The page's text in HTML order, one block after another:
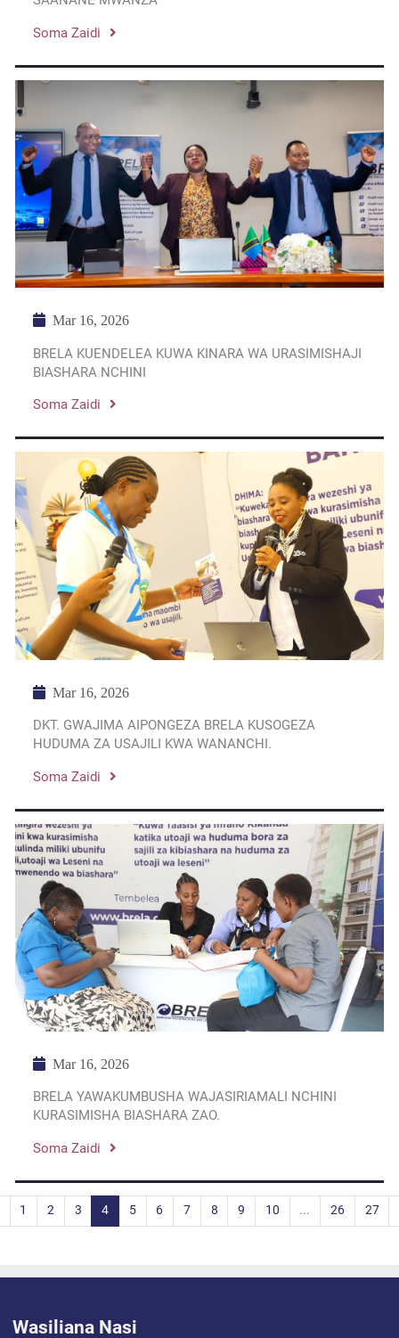
Soma Zaidi
Mar 16, 2026
BRELA KUENDELEA KUWA KINARA WA URASIMISHAJI
BIASHARA NCHINI
Soma Zaidi
Mar 16, 2026
DKT. GWAJIMA AIPONGEZA BRELA KUSOGEZA
HUDUMA ZA USAJILI KWA WANANCHI.
Soma Zaidi
Mar 16, 2026
BRELA YAWAKUMBUSHA WAJASIRIAMALI NCHINI
KURASIMISHA BIASHARA ZAO.
Soma Zaidi
1 2 3 4 5 6 7 8 9 10 ... 26 27
Wasiliana Nasi